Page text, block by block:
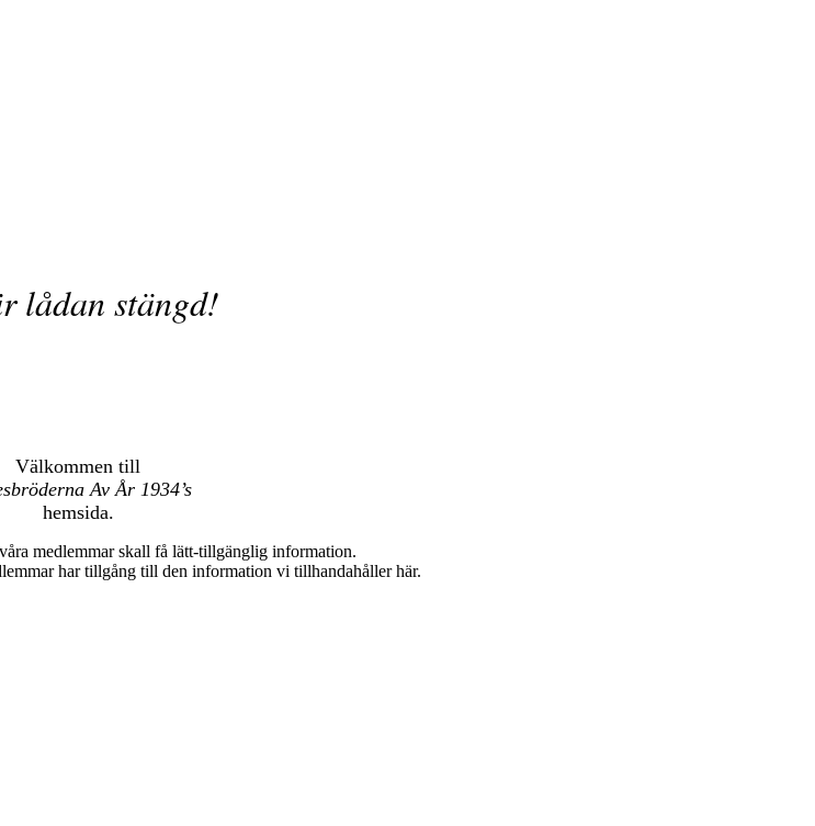
lådan stängd!
Välkommen till
Av År 1934’s
hemsida.
medlemmar skall få lätt-tillgänglig information.
har tillgång till den information vi tillhandahåller här.